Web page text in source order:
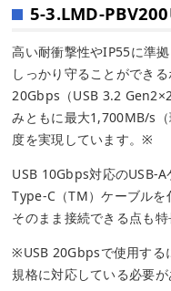
5-3.LMD-
高い耐衝撃性やIP55に準
しっかり守ることができ
20Gbps（USB 3.2
みともに最大1,700MB/s
度を実現しています。※
USB 10Gbps対応のUSB-
Type-C（TM）ケーブルを
そのまま接続できる点も特
※USB 20Gbpsで使用する
規格に対応している必要が